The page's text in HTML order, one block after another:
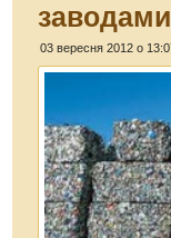
заводами
03 вересня 2012 о